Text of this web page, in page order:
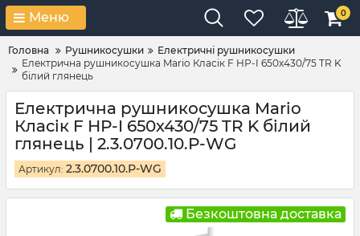
Меню 0
Головна Рушникосушки
Електричні рушникосушки
Електрична рушникосушка Mario Класік F НР-I 650х430/75 TR K
білий глянець
Електрична рушникосушка Mario
Класік F НР-I 650х430/75 TR K білий
глянець | 2.3.0700.10.Р-WG
Артикул: 2.3.0700.10.Р-WG
Безкоштовна доставка